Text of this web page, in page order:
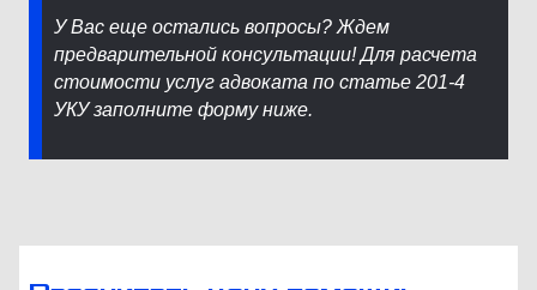
У Вас еще остались вопросы? Ждем
предварительной консультации! Для расчета
стоимости услуг адвоката по статье 201-4
УКУ заполните форму ниже.